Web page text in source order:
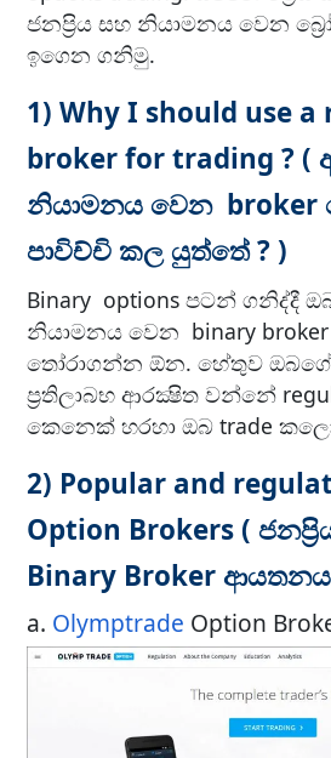
ජනප්‍රිය සහ නියාමනය වෙන
ඉගෙන ගනිමු.
1) Why I should use a
broker for trading ? (
නියාමනය වෙන
පාවිච්චි කල යුත්තේ ? )
Binary options පටන් ගනිද්දී
නියාමනය වෙන binary
තෝරාගන්න ඕන. හේතුව
ප්‍රතිලාබභ ආරක්‍ෂිත වන්නේ
කෙනෙක් හරහා ඔබ trade
2) Popular and
Option Brokers (
Binary Broker
a. Olymptrade Option